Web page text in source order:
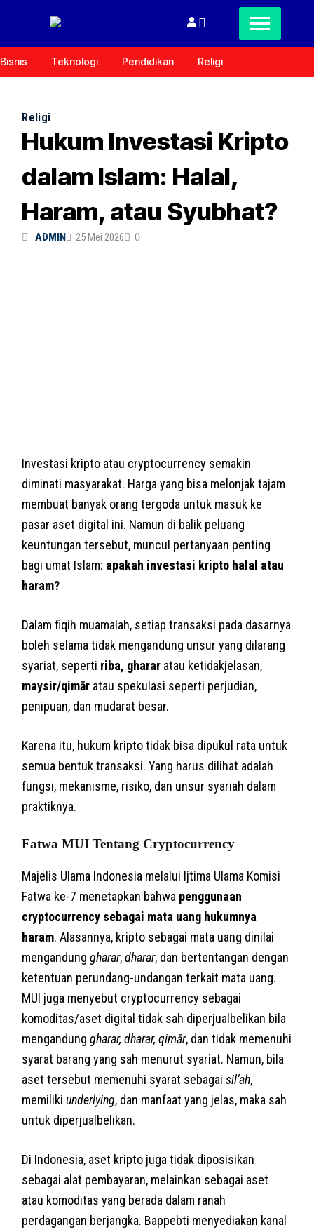
Bisnis Teknologi Pendidikan Religi
Religi
Hukum Investasi Kripto
dalam Islam: Halal,
Haram, atau Syubhat?
ADMIN 25 Mei 2026 0
Investasi kripto atau cryptocurrency semakin
diminati masyarakat. Harga yang bisa melonjak tajam
membuat banyak orang tergoda untuk masuk ke
pasar aset digital ini. Namun di balik peluang
keuntungan tersebut, muncul pertanyaan penting
bagi umat Islam: apakah investasi kripto halal atau
haram?
Dalam fiqih muamalah, setiap transaksi pada dasarnya
boleh selama tidak mengandung unsur yang dilarang
syariat, seperti riba, gharar atau ketidakjelasan,
maysir/qimār atau spekulasi seperti perjudian,
penipuan, dan mudarat besar.
Karena itu, hukum kripto tidak bisa dipukul rata untuk
semua bentuk transaksi. Yang harus dilihat adalah
fungsi, mekanisme, risiko, dan unsur syariah dalam
praktiknya.
Fatwa MUI Tentang Cryptocurrency
Majelis Ulama Indonesia melalui Ijtima Ulama Komisi
Fatwa ke-7 menetapkan bahwa penggunaan
cryptocurrency sebagai mata uang hukumnya
haram. Alasannya, kripto sebagai mata uang dinilai
mengandunggharar,dharar, dan bertentangan dengan
ketentuan perundang-undangan terkait mata uang.
MUI juga menyebut cryptocurrency sebagai
komoditas/aset digital tidak sah diperjualbelikan bila
mengandunggharar, dharar, qimār, dan tidak memenuhi
syarat barang yang sah menurut syariat. Namun, bila
aset tersebut memenuhi syarat sebagaisil‘ah,
memilikiunderlying, dan manfaat yang jelas, maka sah
untuk diperjualbelikan.
Di Indonesia, aset kripto juga tidak diposisikan
sebagai alat pembayaran, melainkan sebagai aset
atau komoditas yang berada dalam ranah
perdagangan berjangka. Bappebti menyediakan kanal